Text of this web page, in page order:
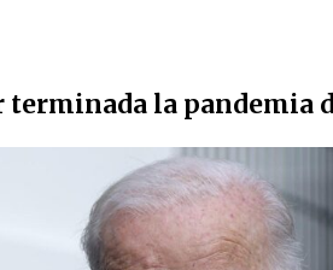
terminada la pandemia